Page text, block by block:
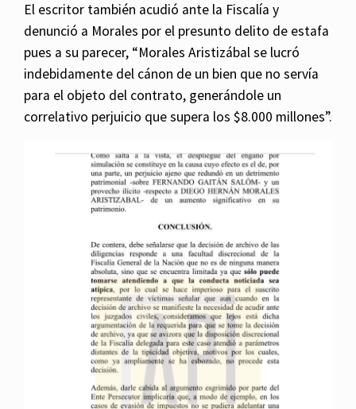
El escritor también acudió ante la Fiscalía y
denunció a Morales por el presunto delito de estafa
pues a su parecer, “Morales Aristizábal se lucró
indebidamente del cánon de un bien que no servía
para el objeto del contrato, generándole un
correlativo perjuicio que supera los $8.000 millones”.